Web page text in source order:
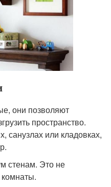
они позволяют
пространство.
санузлах или кладовках,
стенам. Это не
комнаты.